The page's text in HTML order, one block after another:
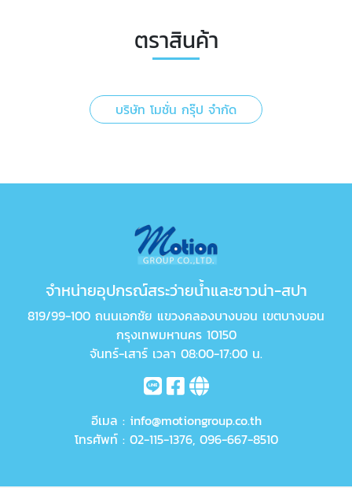
ตราสินค้า
บริษัท โมชั่น กรุ๊ป จำกัด
จำหน่ายอุปกรณ์สระว่ายน้ำและซาวน่า-สปา
819/99-100 ถนนเอกชัย แขวงคลองบางบอน เขตบางบอน
กรุงเทพมหานคร 10150
จันทร์-เสาร์ เวลา 08:00-17:00 น.
อีเมล : info@motiongroup.co.th
โทรศัพท์ : 02-115-1376, 096-667-8510